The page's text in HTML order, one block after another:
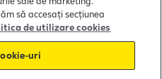
să accesați secțiunea
de utilizare cookies
uri